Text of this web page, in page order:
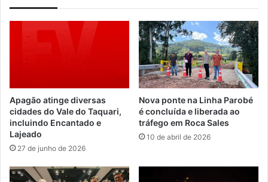
Apagão atinge diversas
cidades do Vale do Taquari,
incluindo Encantado e
Lajeado
27 de junho de 2026
Nova ponte na Linha Parobé
é concluída e liberada ao
tráfego em Roca Sales
10 de abril de 2026